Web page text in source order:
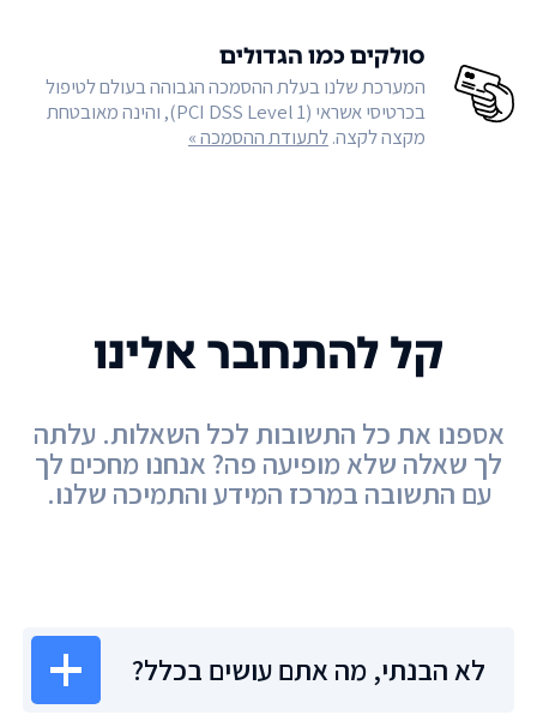
סולקים כמו הגדולים
המערכת שלנו בעלת ההסמכה הגבוהה בעולם לטיפול
בכרטיסי אשראי (PCI DSS Level 1), והינה מאובטחת
מקצה לקצה.לתעודת ההסמכה »
לא הבנתי, מה אתם עושים בכלל?
קל להתחבר אלינו
אספנו את כל התשובות לכל השאלות. עלתה
לך שאלה שלא מופיעה פה? אנחנו מחכים לך
עם התשובה במרכז המידע והתמיכה שלנו.